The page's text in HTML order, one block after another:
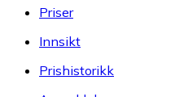
Priser
Innsikt
Prishistorikk